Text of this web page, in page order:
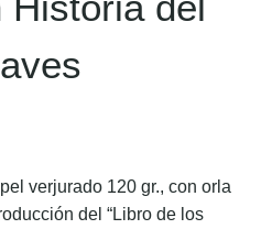
verjurado 120 gr., con orla
del “Libro de los